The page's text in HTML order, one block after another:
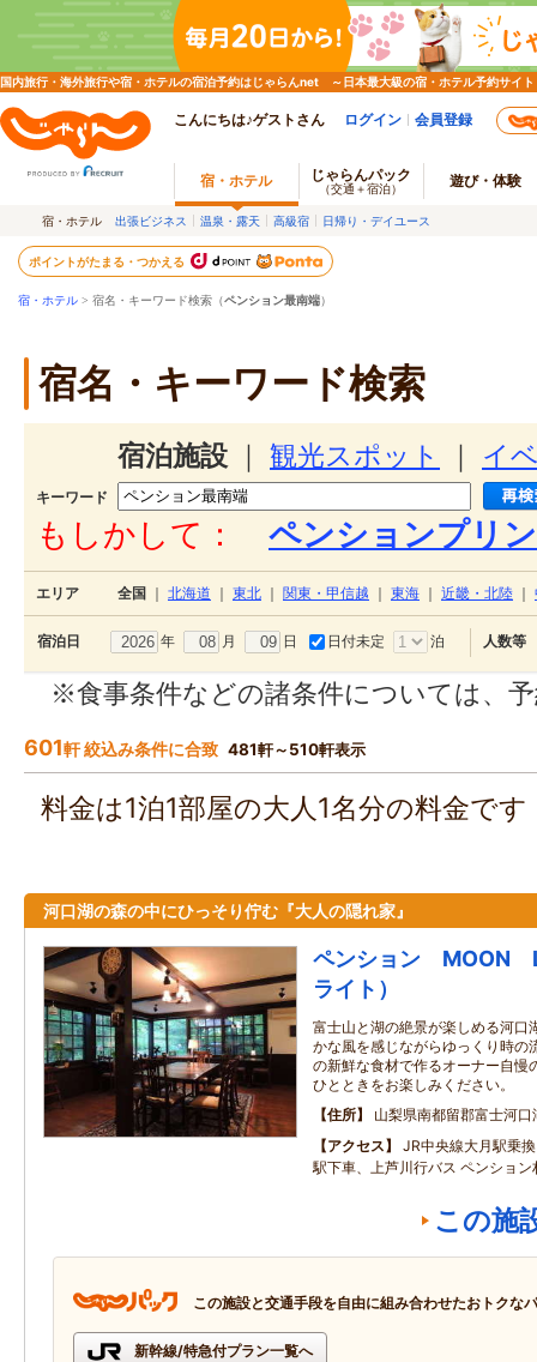
国内旅行・海外旅行や宿・ホテルの宿泊予約はじゃらんnet ～日本最大級の宿・ホテル予約サイト
こんにちは♪ゲストさん ログイン 会員登録
宿・ホテル じゃらんパック
（交通＋宿泊） 遊び・体験
宿・ホテル 出張ビジネス 温泉・露天 高級宿 日帰り・デイユース
ポイントがたまる・つかえる
宿・ホテル > 宿名・キーワード検索（ペンション最南端）
宿名・キーワード検索
宿泊施設 観光スポット イ
キーワード
もしかして： ペンションプリ
エリア 全国 北海道 東北 関東・甲信越 東海 近畿・北陸
宿泊日 年 月 日 日付未定 泊 人数等
※食事条件などの諸条件については、
601軒 絞込み条件に合致 481軒～510軒表示
料金は1泊1部屋の大人1名分の料金で
河口湖の森の中にひっそり佇む『大人の隠れ家』
ペンション MOON
ライト）
富士山と湖の絶景が楽しめる河口
かな風を感じながらゆっくり時の
の新鮮な食材で作るオーナー自慢
ひとときをお楽しみください。
住所
山梨県南都留郡富士河
アクセス
JR中央線大月駅乗
駅下車、上芦川行バス ペンショ
この施
この施設と交通手段を自由に組み合わせたおトクな
新幹線/特急付プラン一覧へ